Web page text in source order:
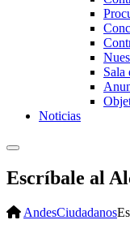
Sala
Noticias
Escríbale al
AndesCiudadanos